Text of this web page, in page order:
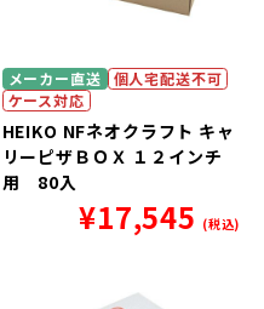
メーカー直送
個人宅配送不可
ケース対応
HEIKO NFネオクラフト キャ
リーピザＢＯＸ １２インチ
用 80入
¥17,545 (税込)